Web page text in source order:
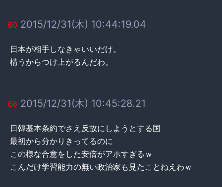
60 2015/12/31(木) 10:44:19.04
日本が相手しなきゃいいだけ。
構うからつけ上がるんだわ。
68 2015/12/31(木) 10:45:28.21
日韓基本条約でさえ反故にしようとする国
最初から分かりきってるのに
この様な合意をした安倍がアホすぎるｗ
こんだけ学習能力の無い政治家も見たことねえわｗ